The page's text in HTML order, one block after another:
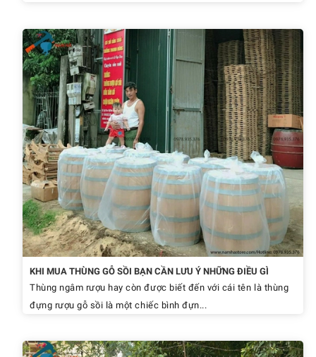
KHI MUA THÙNG GỖ SỒI BẠN CẦN LƯU Ý NHỮNG ĐIỀU GÌ
Thùng ngâm rượu hay còn được biết đến với cái tên là thùng
đựng rượu gỗ sồi là một chiếc bình đựn...